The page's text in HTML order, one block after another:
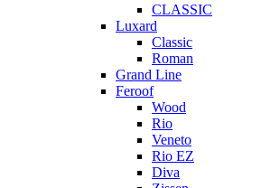
CLASSIC
Luxard
Classic
Roman
Grand Line
Feroof
Wood
Rio
Veneto
Rio EZ
Diva